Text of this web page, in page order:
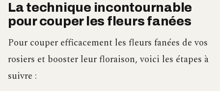
La technique incontournable
pour couper les fleurs fanées
Pour couper efficacement les fleurs fanées de vos
rosiers et booster leur floraison, voici les étapes à
suivre :